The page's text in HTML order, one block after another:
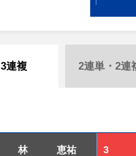
3連複 2連単・2連
林 恵祐 3